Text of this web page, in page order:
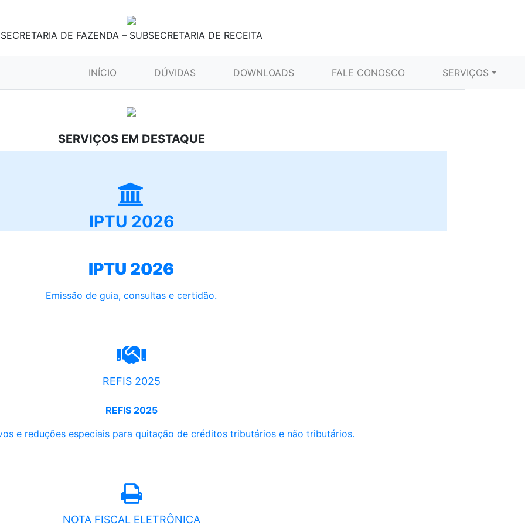
SECRETARIA DE FAZENDA – SUBSECRETARIA DE RECEITA
INÍCIO (CURRENT)DÚVIDAS DOWNLOADS FALE CONOSCO SERVIÇOS
SERVIÇOS EM DESTAQUE
IPTU 2026
IPTU 2026
Emissão de guia, consultas e certidão.
REFIS 2025
REFIS 2025
e reduções especiais para quitação de créditos tributários e não tributários.
NOTA FISCAL ELETRÔNICA